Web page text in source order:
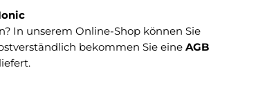
In unserem Online-Shop können Sie
bekommen Sie eine AGB